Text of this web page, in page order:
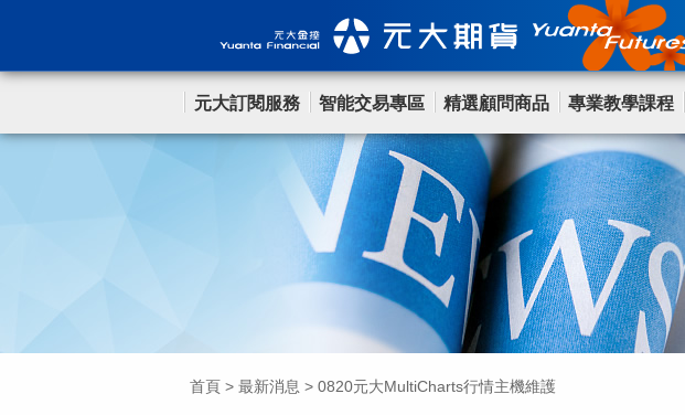
元大訂閱服務 智能交易專區 精選顧問商品 專業教學課程
首頁 > 最新消息 > 0820元大MultiCharts行情主機維護